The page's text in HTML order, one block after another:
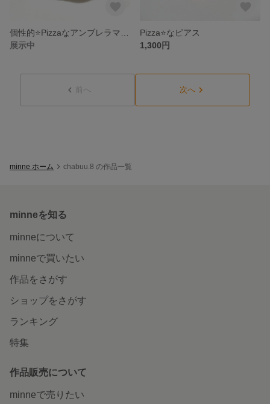
展示中
Pizza⭐️なピアス
1,300円
前へ 次へ
minne ホーム chabuu.8 の作品一覧
minneを知る
minneについて
minneで買いたい
作品をさがす
ショップをさがす
ランキング
特集
作品販売について
minneで売りたい